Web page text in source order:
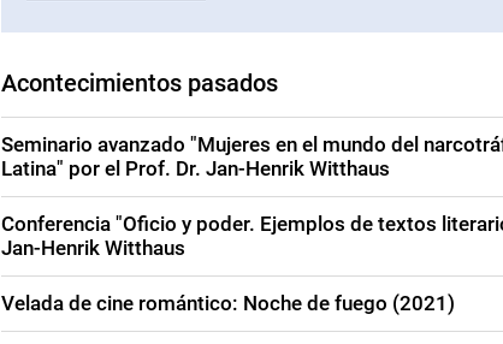
Acontecimientos pasados
Seminario avanzado "Mujeres en el mundo del
Latina" por el Prof. Dr. Jan-Henrik Witthaus
Conferencia "Oficio y poder. Ejemplos de textos
Jan-Henrik Witthaus
Velada de cine romántico: Noche de fuego (2021)